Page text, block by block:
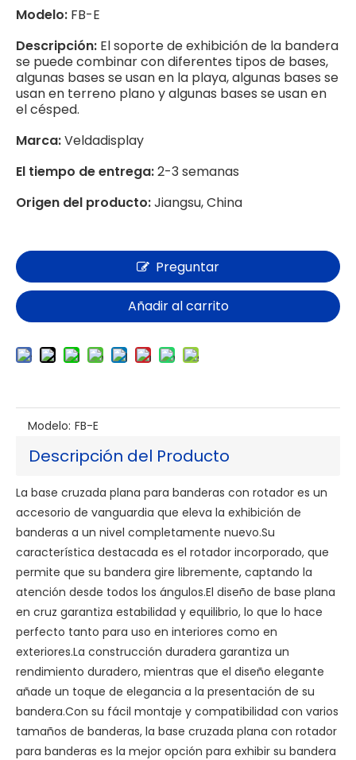
Modelo: FB-E
Descripción: El soporte de exhibición de la bandera
se puede combinar con diferentes tipos de bases,
algunas bases se usan en la playa, algunas bases se
usan en terreno plano y algunas bases se usan en
el césped.
Marca:Veldadisplay
El tiempo de entrega:2-3 semanas
Origen del producto:Jiangsu, China
Preguntar
Añadir al carrito
Modelo: FB-E
Descripción del Producto
La base cruzada plana para banderas con rotador es un
accesorio de vanguardia que eleva la exhibición de
banderas a un nivel completamente nuevo.Su
característica destacada es el rotador incorporado, que
permite que su bandera gire libremente, captando la
atención desde todos los ángulos.El diseño de base plana
en cruz garantiza estabilidad y equilibrio, lo que lo hace
perfecto tanto para uso en interiores como en
exteriores.La construcción duradera garantiza un
rendimiento duradero, mientras que el diseño elegante
añade un toque de elegancia a la presentación de su
bandera.Con su fácil montaje y compatibilidad con varios
tamaños de banderas, la base cruzada plana con rotador
para banderas es la mejor opción para exhibir su bandera